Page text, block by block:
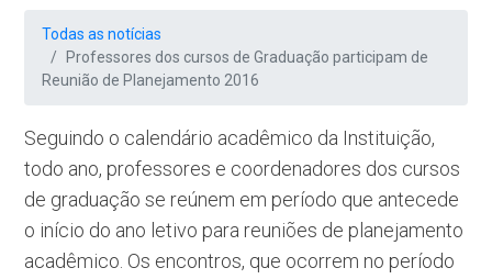
Todas as notícias
Professores dos cursos de Graduação participam de
Reunião de Planejamento 2016
Seguindo o calendário acadêmico da Instituição,
todo ano, professores e coordenadores dos cursos
de graduação se reúnem em período que antecede
o início do ano letivo para reuniões de planejamento
acadêmico. Os encontros, que ocorrem no período